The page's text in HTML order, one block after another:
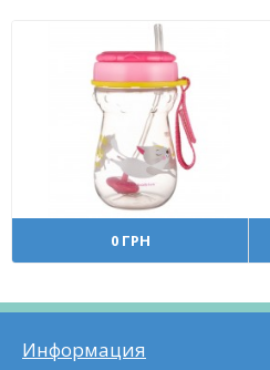
0 ГРН
Информация